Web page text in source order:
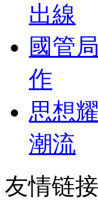
出線
國管
作
思想
潮流
友情链接